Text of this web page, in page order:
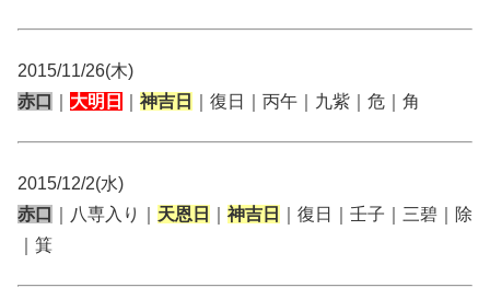
2015/11/26(木)
赤口
大明日 神吉日 ｜復日｜丙午｜九紫｜危｜角
2015/12/2(水)
赤口
｜八専入り｜ 天恩日 神吉日
｜復日｜壬子｜三碧｜除
｜箕